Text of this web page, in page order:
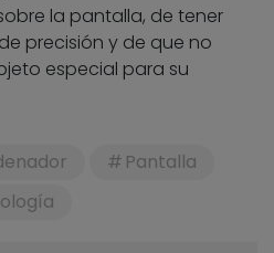
la pantalla, de tener
precisión y de que no
especial para su
Pantalla